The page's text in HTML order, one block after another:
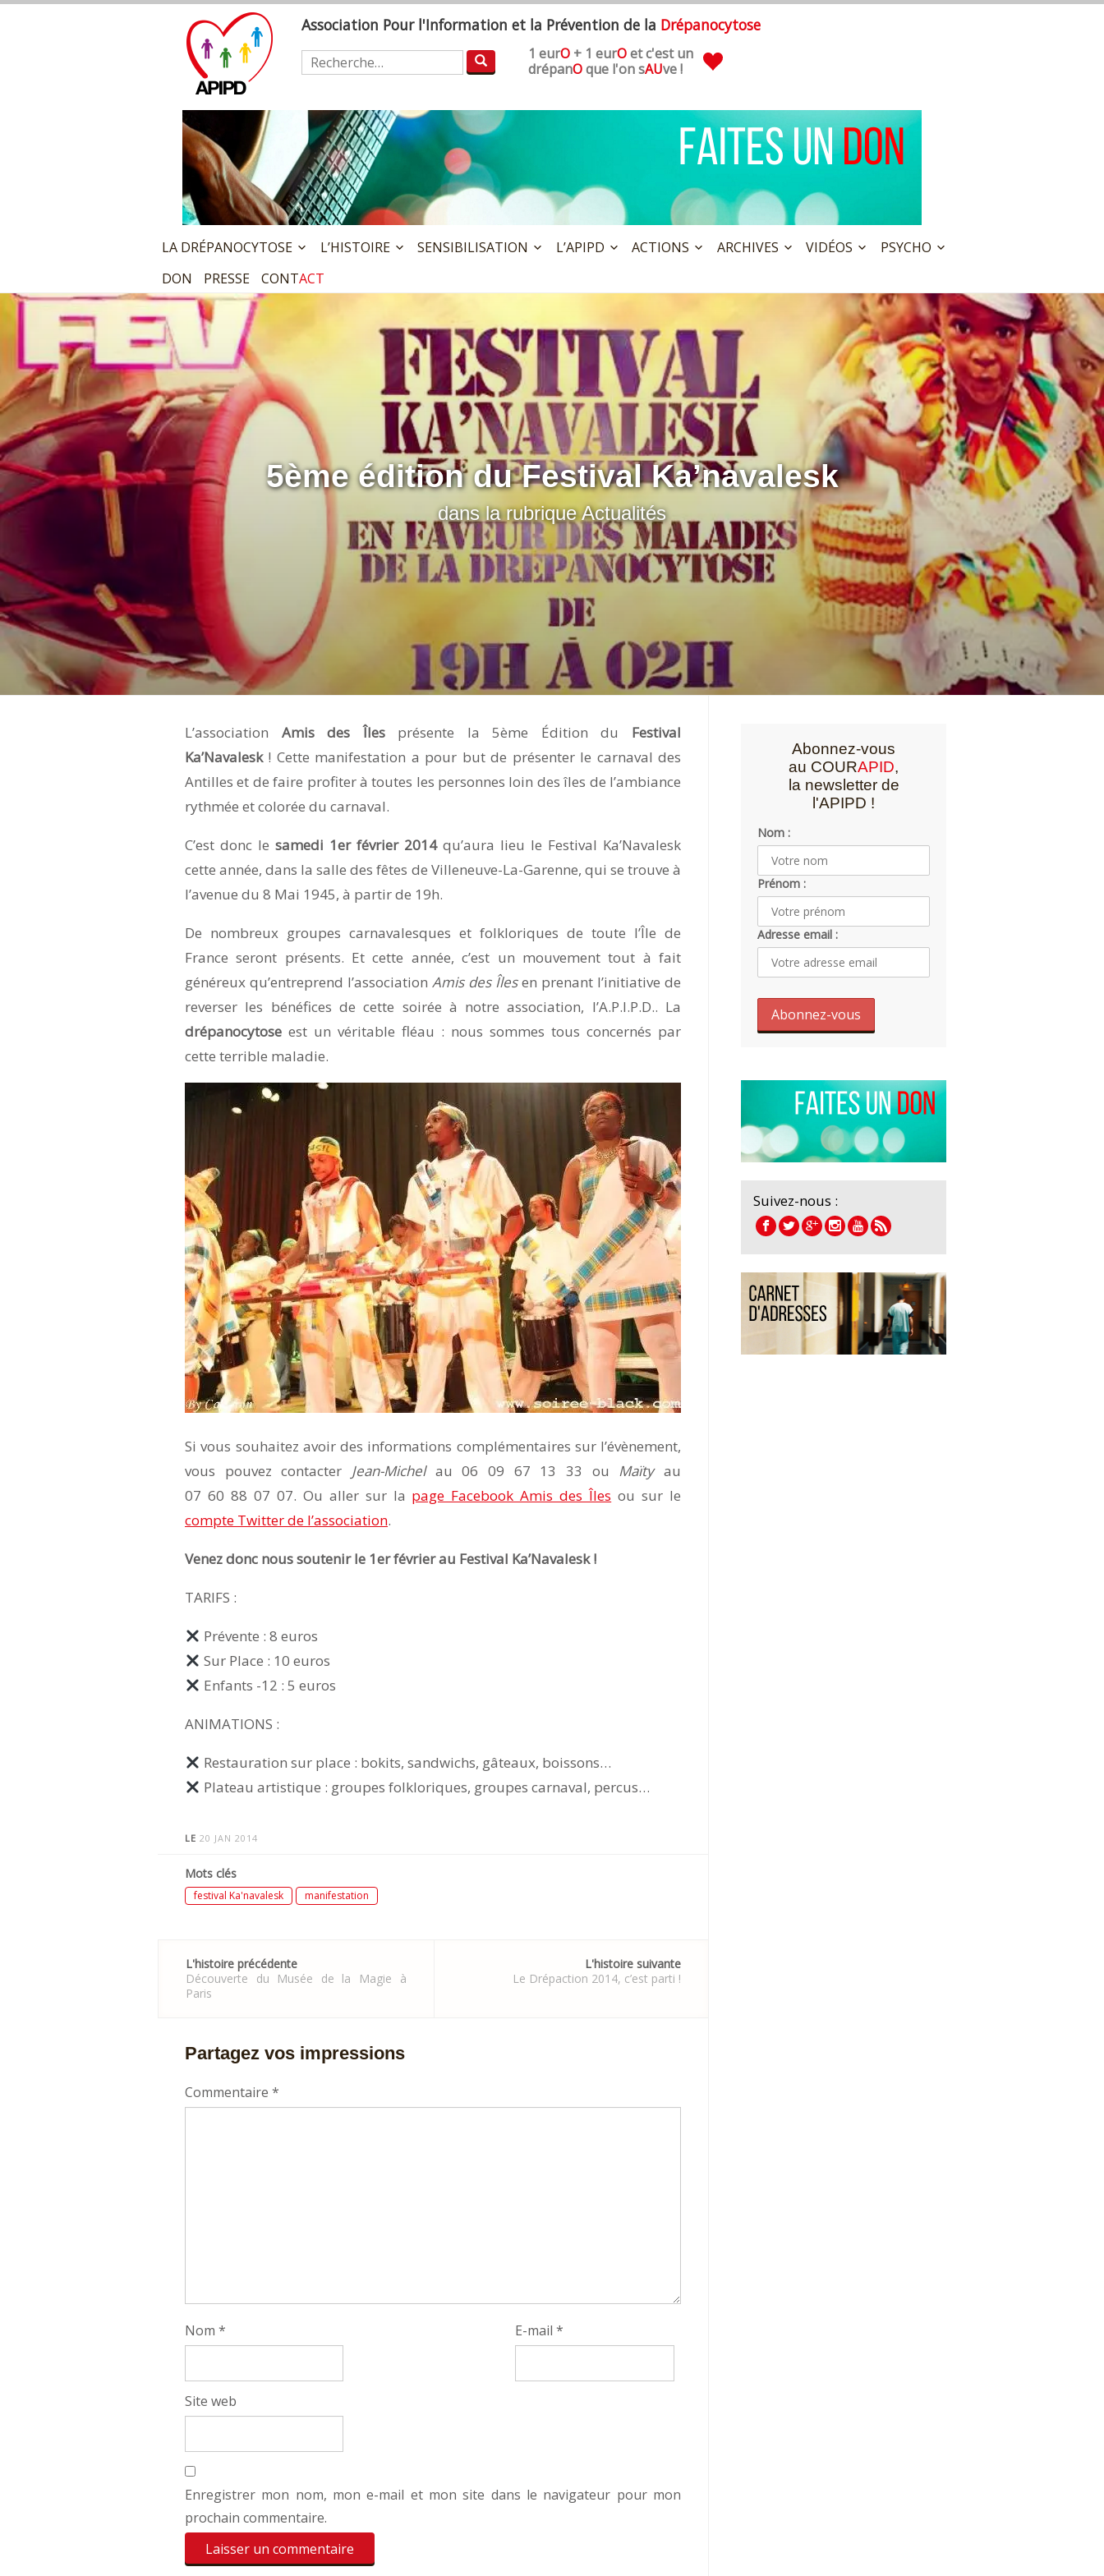
Association Pour l'Information et la Prévention de la Drépanocytose
Rechercher: 1 eurO + 1 eurOet c'est un
drépanOque l'on sAUve !
LA DRÉPANOCYTOSE L’HISTOIRE SENSIBILISATION L’APIPD ACTIONS ARCHIVES VIDÉOS
PSYCHO
DON
PRESSE CONTACT
5ème édition du Festival Ka’navalesk
dans la rubriqueActualités
L’association Amis des Îlesprésente la 5ème Édition du Festival
Ka’Navalesk! Cette manifestation a pour but de présenter le carnaval des
Antilles et de faire profiter à toutes les personnes loin des îles de l’ambiance
rythmée et colorée du carnaval.
C’est donc le samedi 1er février 2014qu’aura lieu le Festival Ka’Navalesk
cette année, dans la salle des fêtes de Villeneuve-La-Garenne, qui se trouve à
l’avenue du 8 Mai 1945, à partir de 19h.
De nombreux groupes carnavalesques et folkloriques de toute l’Île de
France seront présents. Et cette année, c’est un mouvement tout à fait
généreux qu’entreprend l’association Amis des Îlesen prenant l’initiative de
reverser les bénéfices de cette soirée à notre association, l’A.P.I.P.D.. La
drépanocytose est un véritable fléau : nous sommes tous concernés par
cette terrible maladie.
Si vous souhaitez avoir des informations complémentaires sur l’évènement,
vous pouvez contacter Jean-Michelau 06 09 67 13 33 ou Maïtyau
07 60 88 07 07. Ou aller sur la page Facebook Amis des Îles ou sur le
compte Twitter de l’association.
Venez donc nous soutenir le 1er février au Festival Ka’Navalesk !
TARIFS :
Prévente : 8 euros
Sur Place : 10 euros
Enfants -12 : 5 euros
ANIMATIONS :
Restauration sur place : bokits, sandwichs, gâteaux, boissons…
Plateau artistique : groupes folkloriques, groupes carnaval, percus…
LE 20 JAN 2014
Mots clés
festival Ka'navalesk manifestation
navigation
L'histoire précédente
Découverte du Musée de la Magie à
Paris
L'histoire suivante
Le Drépaction 2014, c’est parti !
Partagez vos impressions
Commentaire *
Nom * E-mail*
Site web
Enregistrer mon nom, mon e-mail et mon site dans le navigateur pour mon
prochain commentaire.
Abonnez-vous
au COURAPID,
la newsletter de
l'APIPD !
Nom :
Prénom :
Adresse email :
Suivez-nous :